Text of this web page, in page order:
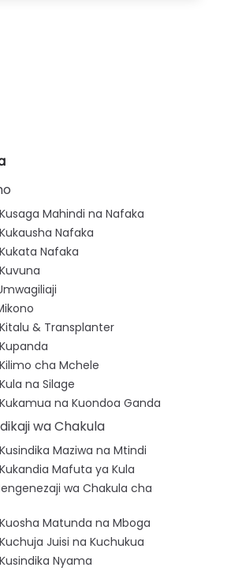
Mahindi na Nafaka
Nafaka
Nafaka
& Transplanter
cha Mchele
na Silage
na Kuondoa Ganda
wa Chakula
Maziwa na Mtindi
Mafuta ya Kula
wa Chakula cha
Matunda na Mboga
Juisi na Kuchukua
Nyama